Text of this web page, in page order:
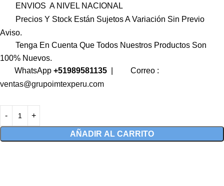
ENVIOS A NIVEL NACIONAL
Precios Y Stock Están Sujetos A Variación Sin Previo
Aviso.
Tenga En Cuenta Que Todos Nuestros Productos Son
100% Nuevos.
WhatsApp +51989581135
Correo :
ventas@grupoimtexperu.com
AÑADIR AL CARRITO